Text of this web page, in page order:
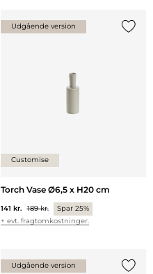
Udgående version
Customise
Torch Vase Ø6,5 x H20 cm
141 kr. 189 kr.
Spar 25%
+ evt. fragtomkostninger.
Udgående version